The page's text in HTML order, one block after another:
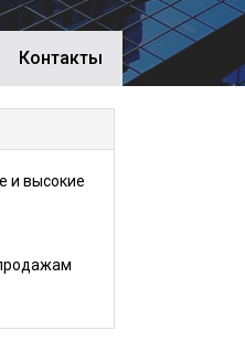
Контакты
и высокие